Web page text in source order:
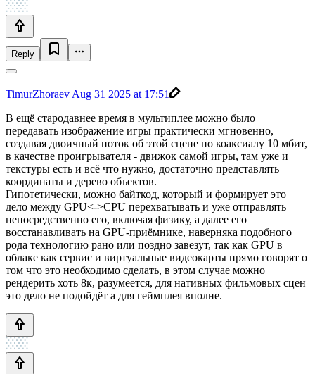
Reply
TimurZhoraev Aug 31 2025 at 17:51
В ещё стародавнее время в мультиплее можно было
передавать изображение игры практически мгновенно,
создавая двоичный поток об этой сцене по коаксиалу 10 мбит,
в качестве проигрывателя - движок самой игры, там уже и
текстуры есть и всё что нужно, достаточно представлять
координаты и дерево объектов.
Гипотетически, можно байткод, который и формирует это
дело между GPU<->CPU перехватывать и уже отправлять
непосредственно его, включая физику, а далее его
восстанавливать на GPU-приёмнике, наверняка подобного
рода технологию рано или поздно завезут, так как GPU в
облаке как сервис и виртуальные видеокарты прямо говорят о
том что это необходимо сделать, в этом случае можно
рендерить хоть 8к, разумеется, для нативных фильмовых сцен
это дело не подойдёт а для геймплея вполне.